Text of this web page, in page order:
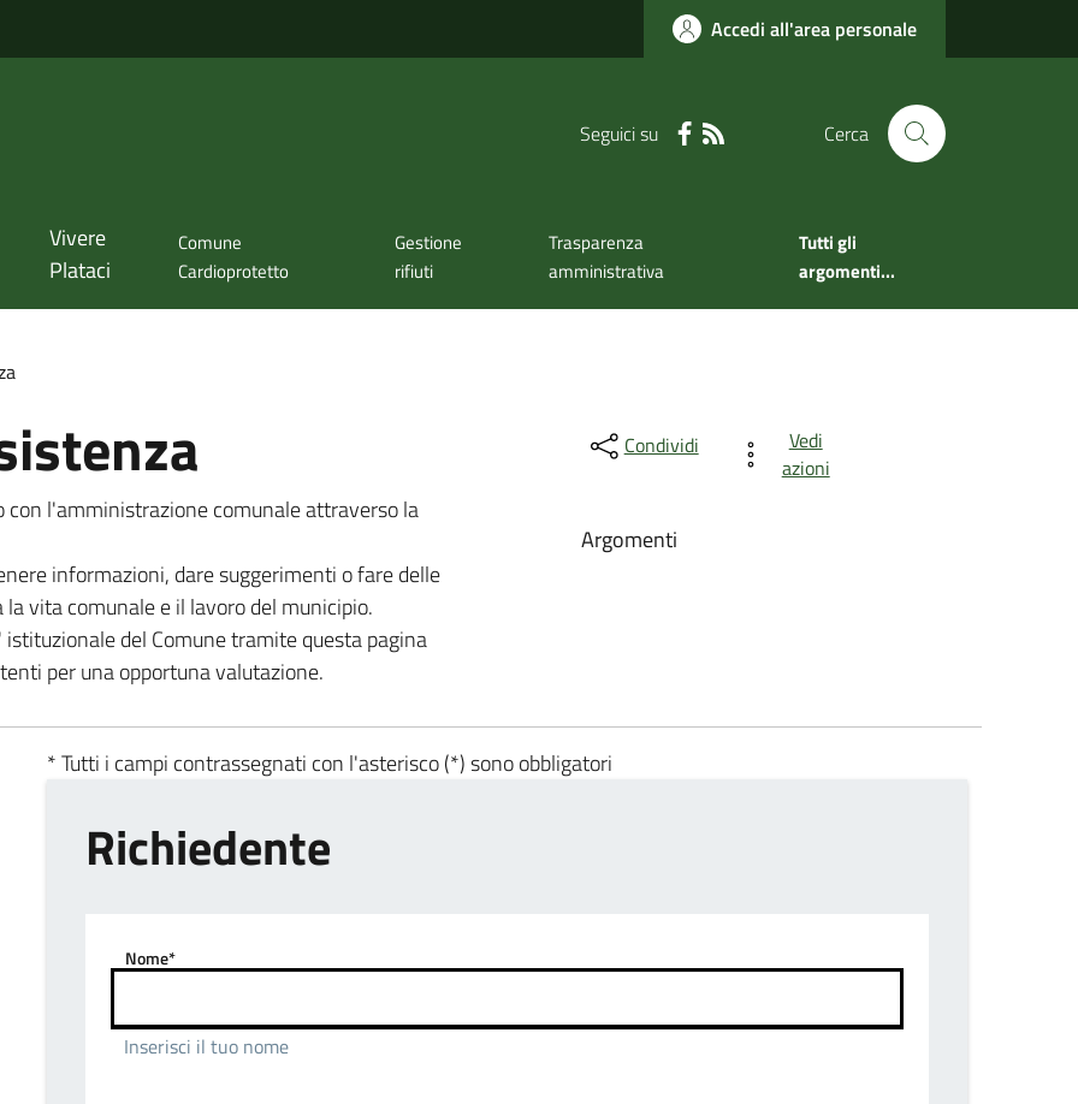
Accedi all'area personale
Seguici su Cerca
Vivere
Plataci
Comune
Cardioprotetto
Gestione
rifiuti
Trasparenza
amministrativa
Tutti gli
argomenti...
con l'amministrazione comunale attraverso la
informazioni, dare suggerimenti o fare delle
vita comunale e il lavoro del municipio.
del Comune tramite questa pagina
per una opportuna valutazione.
Condividi
Vedi
azioni
Argomenti
* Tutti i campi contrassegnati con l'asterisco (*) sono obbligatori
Richiedente
Nome*
Inserisci il tuo nome